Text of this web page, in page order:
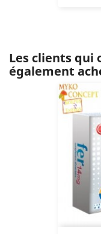
Les clients qui
également